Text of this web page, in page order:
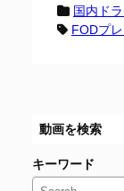
国内ド
FODプ
動画を検索
キーワード